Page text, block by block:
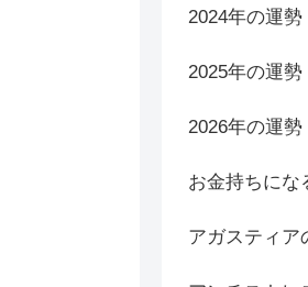
2024年の運勢
2025年の運勢
2026年の運勢
お金持ちにな
アガスティア